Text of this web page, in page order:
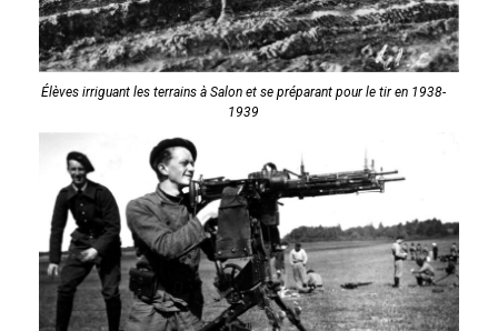
Élèves irriguant les terrains à Salon et se préparant pour le tir en 1938-
1939